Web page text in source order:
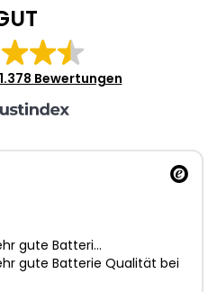
1.378 Bewertungen
gute Batteri…
gute Batterie Qualität bei